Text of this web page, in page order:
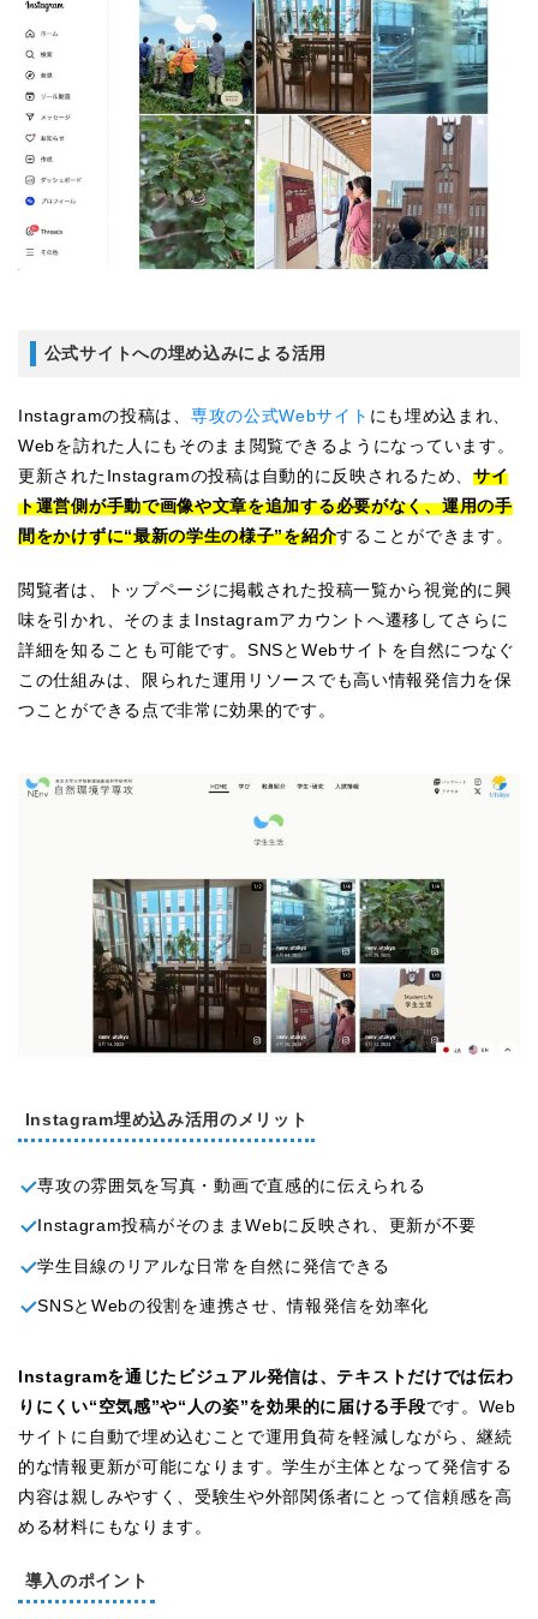
公式サイトへの埋め込みによる活用
Instagramの投稿は、 専攻の公式Webサイト にも埋め込まれ、
Webを訪れた人にもそのまま閲覧できるようになっています。
更新されたInstagramの投稿は自動的に反映されるため、 サイ
ト運営側が手動で画像や文章を追加する必要がなく、運用の手
間をかけずに“最新の学生の様子”を紹介することができます。
閲覧者は、トップページに掲載された投稿一覧から視覚的に興
味を引かれ、そのままInstagramアカウントへ遷移してさらに
詳細を知ることも可能です。SNSとWebサイトを自然につなぐ
この仕組みは、限られた運用リソースでも高い情報発信力を保
つことができる点で非常に効果的です。
Instagram埋め込み活用のメリット
専攻の雰囲気を写真・動画で直感的に伝えられる
Instagram投稿がそのままWebに反映され、更新が不要
学生目線のリアルな日常を自然に発信できる
SNSとWebの役割を連携させ、情報発信を効率化
Instagramを通じたビジュアル発信は、テキストだけでは伝わ
りにくい“空気感”や“人の姿”を効果的に届ける手段です。Web
サイトに自動で埋め込むことで運用負荷を軽減しながら、継続
的な情報更新が可能になります。学生が主体となって発信する
内容は親しみやすく、受験生や外部関係者にとって信頼感を高
める材料にもなります。
導入のポイント